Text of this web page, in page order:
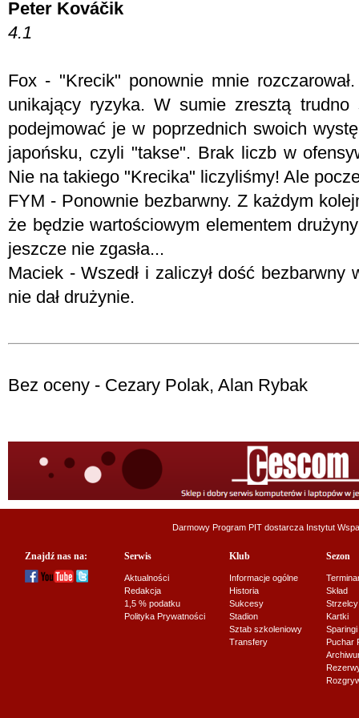
Peter Kováčik
4.1
Fox - "Krecik" ponownie mnie
unikający ryzyka. W sumie zresztą trudno
podejmować je w poprzednich swoich
japońsku, czyli "takse". Brak liczb w
Nie na takiego "Krecika" liczyliśmy! Ale
FYM - Ponownie bezbarwny. Z każdym
że będzie wartościowym elementem
jeszcze nie zgasła...
Maciek - Wszedł i zaliczył dość bezbarwny
nie dał drużynie.
Bez oceny - Cezary Polak, Alan Rybak
Darmowy Program PIT dostarcza Instytut
Znajdź nas na: Serwis
Aktualności
Redakcja
1,5 % podatku
Polityka Prywatności
Klub
Informacje ogólne
Historia
Sukcesy
Stadion
Sztab szkoleniowy
Transfery
Sezon
Skład
Strzelcy
Kartki
Sparingi
Puchar